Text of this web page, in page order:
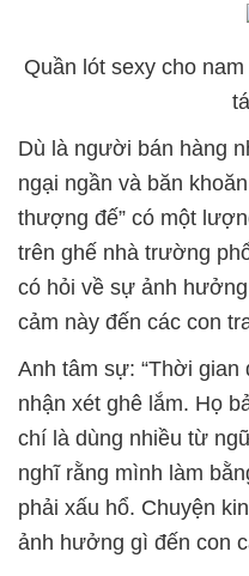
Quần lót sexy cho
Dù là người bán hàng
ngại ngần và băn
thượng đế” có một
trên ghế nhà trường
có hỏi về sự ảnh
cảm này đến các con
Anh tâm sự: “Thời
nhận xét ghê lắm. Họ
chí là dùng nhiều từ
nghĩ rằng mình làm
phải xấu hổ. Chuyện
ảnh hưởng gì đến con